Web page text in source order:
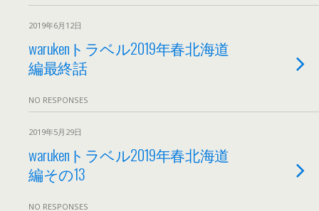
2019年6月12日
warukenトラベル2019年春北海道
編最終話
NO RESPONSES
2019年5月29日
warukenトラベル2019年春北海道
編その13
NO RESPONSES